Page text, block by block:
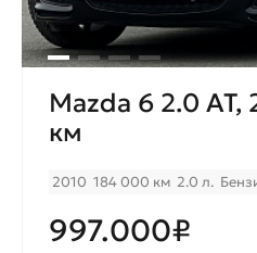
Mazda 6 2.0 AT,
км
2010 184 000 км 2.0 л.
997.000₽